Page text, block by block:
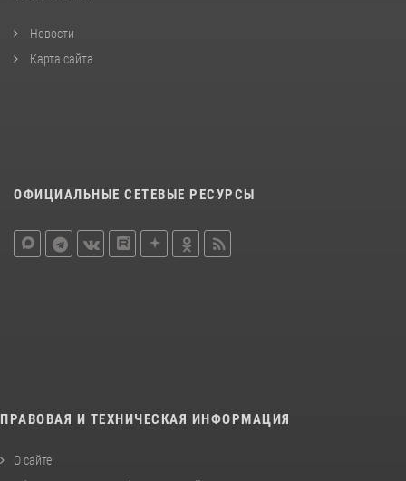
Новости
Карта сайта
ОФИЦИАЛЬНЫЕ СЕТЕВЫЕ РЕСУРСЫ
ПРАВОВАЯ И ТЕХНИЧЕСКАЯ ИНФОРМАЦИЯ
О сайте